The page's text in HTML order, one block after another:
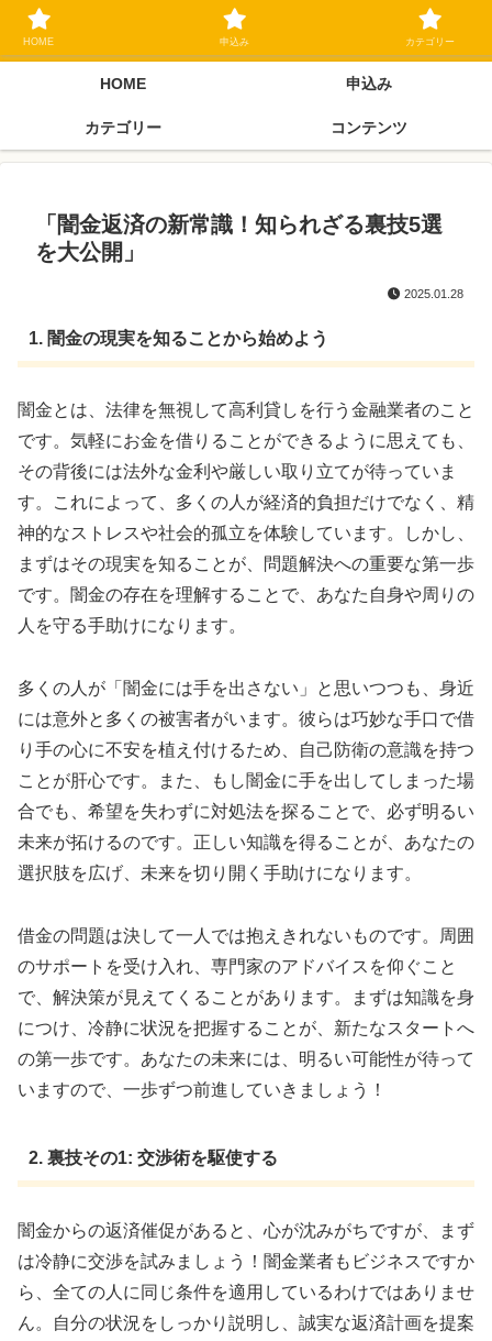
ブラックリスト長期延滞中でもOK 独自審査フリーローン 在籍確認なしの街
金クローネにご相談ください
HOME 申込み
カテゴリー コンテンツ
「闇金返済の新常識！知られざる裏技5選
を大公開」
2025.01.28
1. 闇金の現実を知ることから始めよう
闇金とは、法律を無視して高利貸しを行う金融業者のこと
です。気軽にお金を借りることができるように思えても、
その背後には法外な金利や厳しい取り立てが待っていま
す。これによって、多くの人が経済的負担だけでなく、精
神的なストレスや社会的孤立を体験しています。しかし、
まずはその現実を知ることが、問題解決への重要な第一歩
です。闇金の存在を理解することで、あなた自身や周りの
人を守る手助けになります。
多くの人が「闇金には手を出さない」と思いつつも、身近
には意外と多くの被害者がいます。彼らは巧妙な手口で借
り手の心に不安を植え付けるため、自己防衛の意識を持つ
ことが肝心です。また、もし闇金に手を出してしまった場
合でも、希望を失わずに対処法を探ることで、必ず明るい
未来が拓けるのです。正しい知識を得ることが、あなたの
選択肢を広げ、未来を切り開く手助けになります。
借金の問題は決して一人では抱えきれないものです。周囲
のサポートを受け入れ、専門家のアドバイスを仰ぐこと
で、解決策が見えてくることがあります。まずは知識を身
につけ、冷静に状況を把握することが、新たなスタートへ
の第一歩です。あなたの未来には、明るい可能性が待って
いますので、一歩ずつ前進していきましょう！
2. 裏技その1: 交渉術を駆使する
闇金からの返済催促があると、心が沈みがちですが、まず
は冷静に交渉を試みましょう！闇金業者もビジネスですか
ら、全ての人に同じ条件を適用しているわけではありませ
ん。自分の状況をしっかり説明し、誠実な返済計画を提案
HOME 申込み カテゴリー